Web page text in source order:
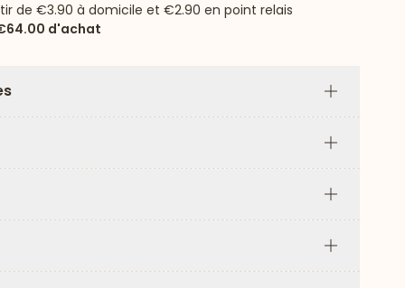
de €3.90 à domicile et €2.90 en point relais
d'achat
Plus
Plus
Plus
Plus